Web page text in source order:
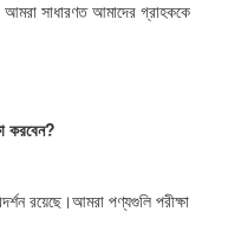
সাধারণত আমাদের গ্রাহককে
করবেন?
রয়েছে।আমরা পণ্যগুলি পরীক্ষা